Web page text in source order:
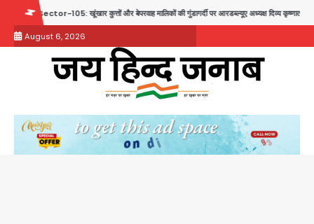
content
मालिकों की गुंडागर्दी पर आरडब्ल्यूए अध्यक्ष दिव्य कृष्णात्रेय का करारा हमला, पुलिस-प्राधिकरण से सख्त
August 6, 2026